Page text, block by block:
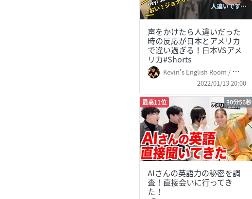
声をかけたら人違いだった
時の反応が日本とアメリカ
で違い過ぎる！日本VSアメ
リカ#Shorts
Kevin's English Room / 掛山ケビ志郎
2022/01/13 20:00
最高11位 30分56秒
AIさんの英語力の秘密を調
査！直接会いに行ってき
た！